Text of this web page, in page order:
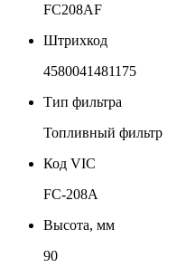
FC208AF
Штрихкод
4580041481175
Тип фильтра
Топливный фильтр
Код VIC
FC-208A
Высота, мм
90